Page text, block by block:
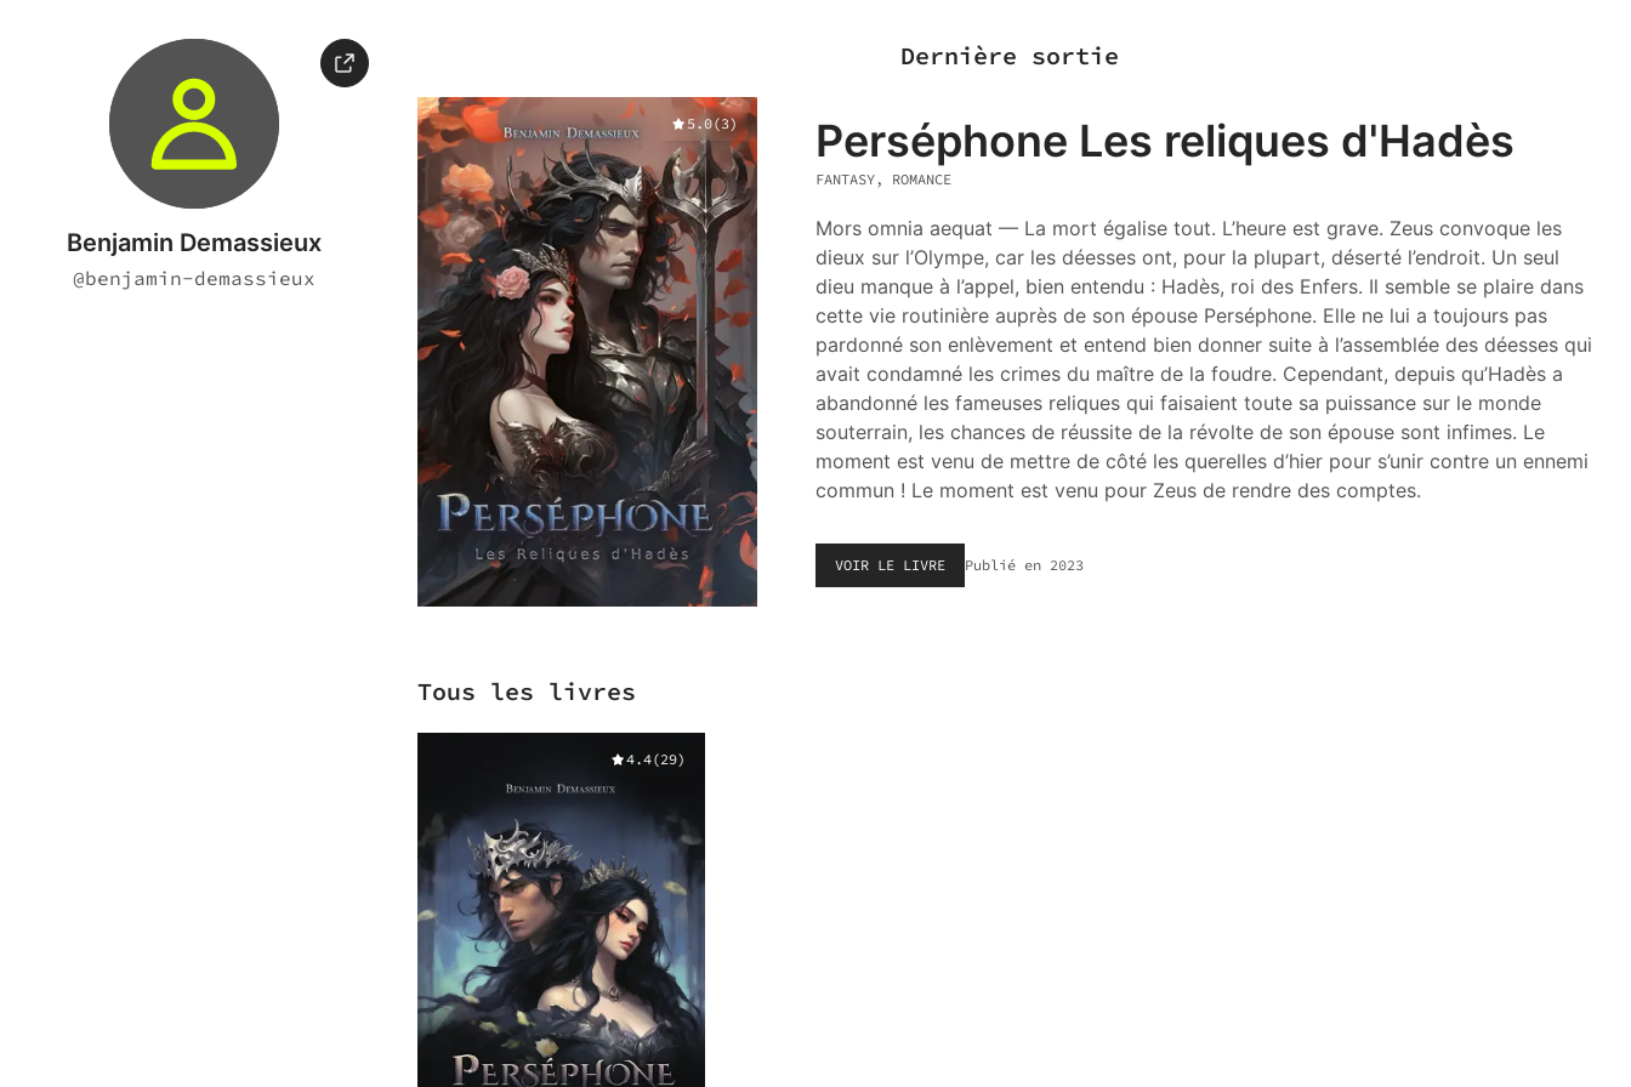
Benjamin Demassieux
@benjamin-demassieux
Dernière sortie
5.0(3) Perséphone Les reliques d'Hadès
FANTASY, ROMANCE
Mors omnia aequat — La mort égalise tout. L’heure est grave. Zeus convoque les
dieux sur l’Olympe, car les déesses ont, pour la plupart, déserté l’endroit. Un seul
dieu manque à l’appel, bien entendu : Hadès, roi des Enfers. Il semble se plaire dans
cette vie routinière auprès de son épouse Perséphone. Elle ne lui a toujours pas
pardonné son enlèvement et entend bien donner suite à l’assemblée des déesses qui
avait condamné les crimes du maître de la foudre. Cependant, depuis qu’Hadès a
abandonné les fameuses reliques qui faisaient toute sa puissance sur le monde
souterrain, les chances de réussite de la révolte de son épouse sont infimes. Le
moment est venu de mettre de côté les querelles d’hier pour s’unir contre un ennemi
commun ! Le moment est venu pour Zeus de rendre des comptes.
VOIR LE LIVRE Publié en 2023
Tous les livres
4.4(29)